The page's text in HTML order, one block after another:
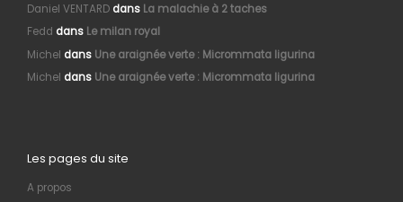
Daniel VENTARDdans La malachie à 2 taches
Fedd dans Le milan royal
Michel dans Une araignée verte : Micrommata ligurina
Michel dans Une araignée verte : Micrommata ligurina
Les pages du site
A propos